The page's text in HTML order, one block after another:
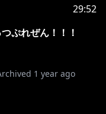
29:52
ぷれぜん！！！
1 year ago